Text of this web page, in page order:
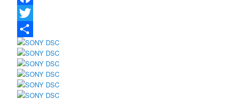
Facebook
Twitter
Teilen